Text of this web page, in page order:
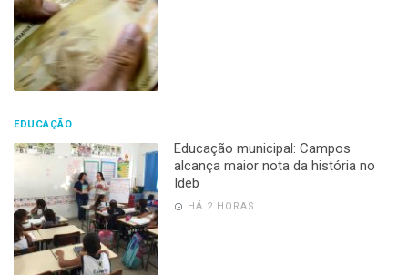
EDUCAÇÃO
Educação municipal: Campos
alcança maior nota da história no
Ideb
HÁ 2 HORAS